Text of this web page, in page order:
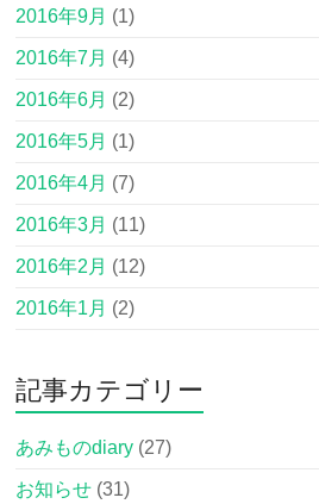
2016年9月 (1)
2016年7月 (4)
2016年6月 (2)
2016年5月 (1)
2016年4月 (7)
2016年3月 (11)
2016年2月 (12)
2016年1月 (2)
記事カテゴリー
あみものdiary (27)
お知らせ (31)